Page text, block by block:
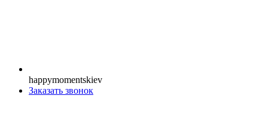
happymomentskiev
Заказать звонок